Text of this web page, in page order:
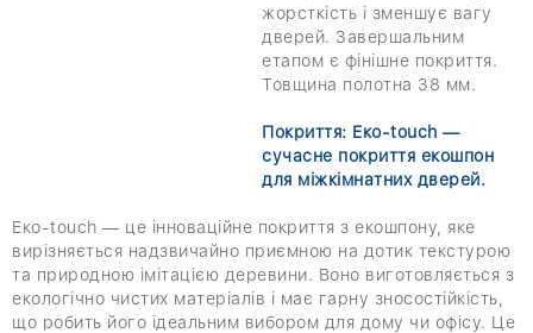
жорсткість і зменшує вагу
дверей. Завершальним
етапом є фінішне покриття.
Товщина полотна 38 мм.
Покриття: Еко-touch —
сучасне покриття екошпон
для міжкімнатних дверей.
Еко-touch — це інноваційне покриття з екошпону, яке
вирізняється надзвичайно приємною на дотик текстурою
та природною імітацією деревини. Воно виготовляється з
екологічно чистих матеріалів і має гарну зносостійкість,
що робить його ідеальним вибором для дому чи офісу. Це